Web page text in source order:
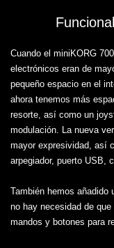
Cuando el miniKORG
electrónicos eran de
pequeño espacio en el
ahora tenemos más
resorte, así como un
modulación. La nueva
mayor expresividad, así
arpegiador, puerto USB,
También hemos añadido
no hay necesidad de
mandos y botones para